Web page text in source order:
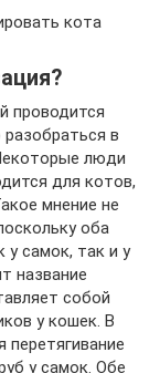
кота
проводится
в
люди
для котов,
мнение не
оба
у самок, так и у
название
собой
у кошек. В
перетягивание
у самок. Обе